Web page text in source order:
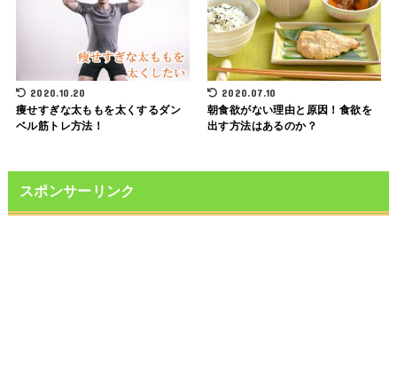
2020.10.20
痩せすぎな太ももを太くするダン
ベル筋トレ方法！
2020.07.10
朝食欲がない理由と原因！食欲を
出す方法はあるのか？
スポンサーリンク